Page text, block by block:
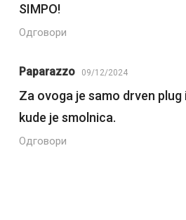
SIMPO!
Одговори
Paparazzo 09/12/2024
Za ovoga je samo drven
kude je smolnica.
Одговори